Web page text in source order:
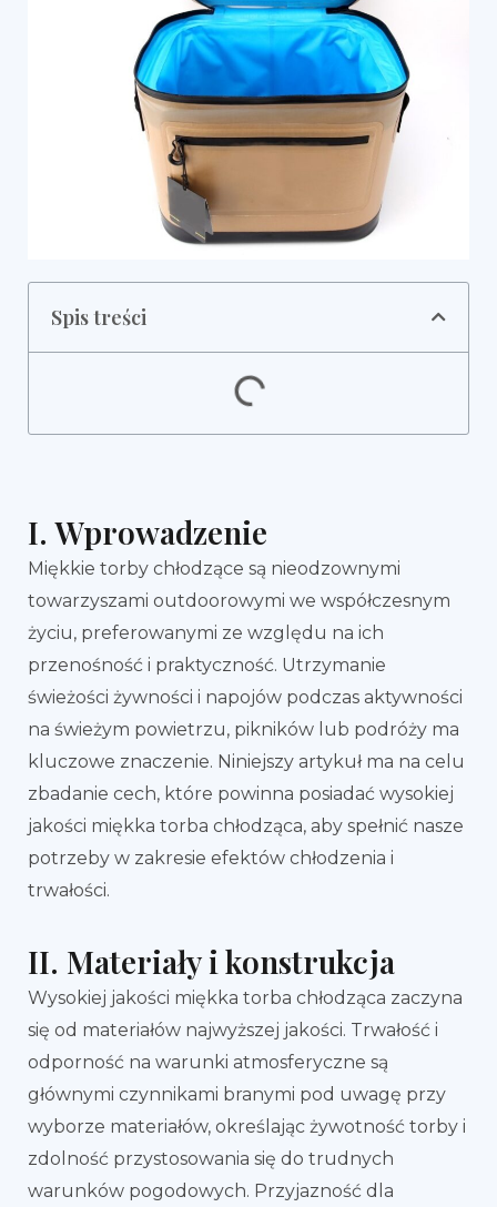
Spis treści
I. Wprowadzenie
Miękkie torby chłodzące są nieodzownymi
towarzyszami outdoorowymi we współczesnym
życiu, preferowanymi ze względu na ich
przenośność i praktyczność. Utrzymanie
świeżości żywności i napojów podczas aktywności
na świeżym powietrzu, pikników lub podróży ma
kluczowe znaczenie. Niniejszy artykuł ma na celu
zbadanie cech, które powinna posiadać wysokiej
jakości miękka torba chłodząca, aby spełnić nasze
potrzeby w zakresie efektów chłodzenia i
trwałości.
II. Materiały i konstrukcja
Wysokiej jakości miękka torba chłodząca zaczyna
się od materiałów najwyższej jakości. Trwałość i
odporność na warunki atmosferyczne są
głównymi czynnikami branymi pod uwagę przy
wyborze materiałów, określając żywotność torby i
zdolność przystosowania się do trudnych
warunków pogodowych. Przyjazność dla